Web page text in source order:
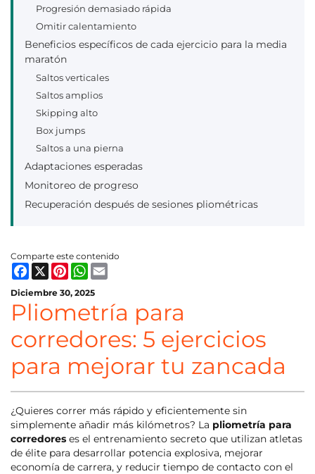
Progresión demasiado rápida
Omitir calentamiento
Beneficios específicos de cada ejercicio para la media
maratón
Saltos verticales
Saltos amplios
Skipping alto
Box jumps
Saltos a una pierna
Adaptaciones esperadas
Monitoreo de progreso
Recuperación después de sesiones pliométricas
Comparte este contenido
Facebook
X PinterestWhatsApp
Diciembre 30, 2025
Pliometría para
corredores: 5 ejercicios
para mejorar tu zancada
¿Quieres correr más rápido y eficientemente sin
simplemente añadir más kilómetros? La pliometría para
corredores es el entrenamiento secreto que utilizan atletas
de élite para desarrollar potencia explosiva, mejorar
economía de carrera, y reducir tiempo de contacto con el